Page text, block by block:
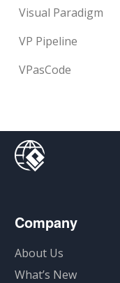
Visual Paradigm
VP Pipeline
VPasCode
Company
About Us
What’s New